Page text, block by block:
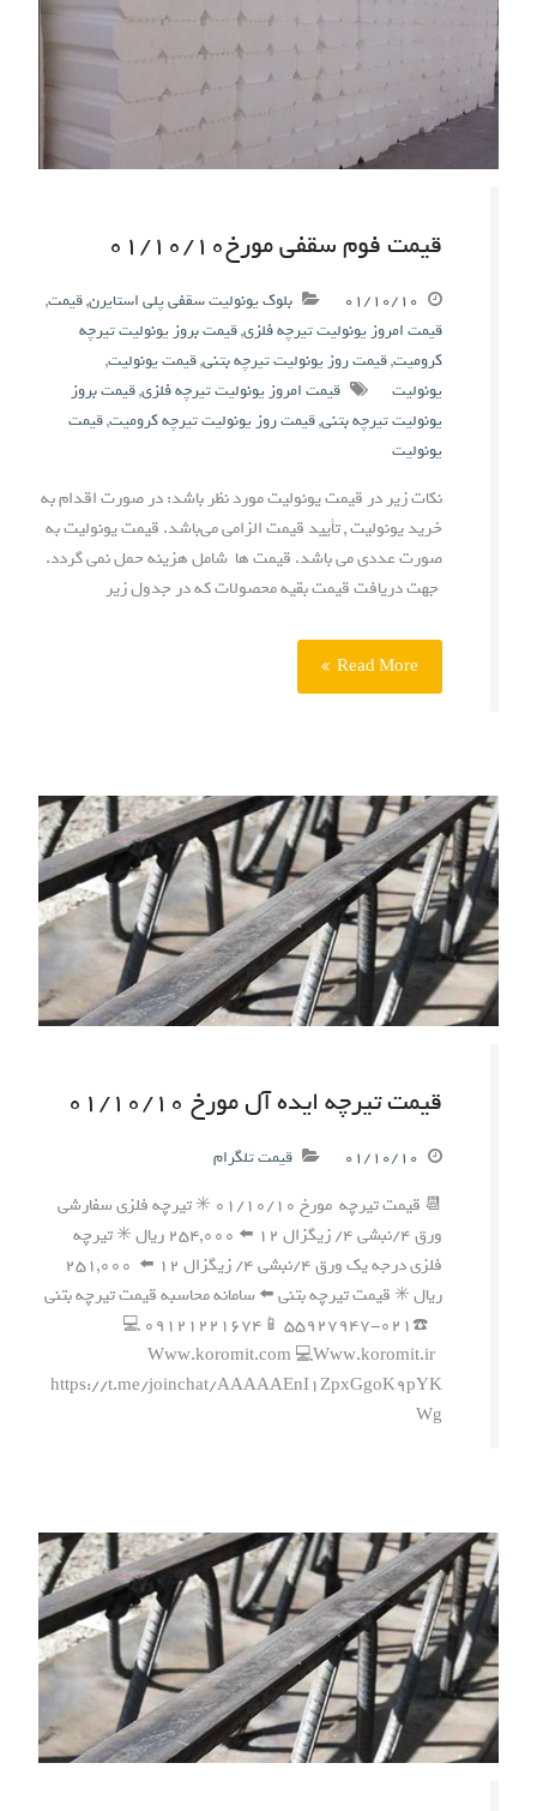
قیمت فوم سقفی مورخ۰۱/۱۰/۱۰
۰۱/۱۰/۱۰ بلوک یونولیت سقفی پلی استایرن,قیمت,
قیمت امروز یونولیت تیرچه فلزی,قیمت بروز یونولیت تیرچه
کرومیت,قیمت روز یونولیت تیرچه بتنی,قیمت یونولیت,
یونولیت
قیمت امروز یونولیت تیرچه فلزی,قیمت بروز
یونولیت تیرچه بتنی,قیمت روز یونولیت تیرچه کرومیت,قیمت
یونولیت
نکات زیر در قیمت یونولیت مورد نظر باشد: در صورت اقدام به
خرید یونولیت , تأیید قیمت الزامی می‌باشد. قیمت یونولیت به
صورت عددی می باشد. قیمت ها شامل هزینه حمل نمی گردد.
جهت دریافت قیمت بقیه محصولات که در جدول زیر
Read More
قیمت تیرچه ایده آل مورخ ۰۱/۱۰/۱۰
۰۱/۱۰/۱۰ قیمت تلگرام
📆 قیمت تیرچه مورخ ۰۱/۱۰/۱۰ ✳️ تیرچه فلزی سفارشی
ورق ۴/نبشی ۴/ زیگزال ۱۲ ⬅️ ۲۵۴,۰۰۰ ریال ✳️ تیرچه
فلزی درجه یک ورق ۴/نبشی ۴/ زیگزال ۱۲ ⬅️ ۲۵۱,۰۰۰
ریال ✳️ قیمت تیرچه بتنی ⬅️ سامانه محاسبه قیمت تیرچه بتنی
☎️۰۲۱-۵۵۹۲۷۹۴۷ 📱۰۹۱۲۱۲۲۱۶۷۴ 💻
Www.koromit.com 💻Www.koromit.ir
https://t.me/joinchat/AAAAAEnI1ZpxGgoK9pYK
Wg